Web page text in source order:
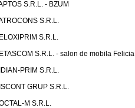
S.R.L. - BZUM
S.R.L.
S.R.L.
S.R.L. - salon de mobila Felicia
PRIM S.R.L.
GRUP S.R.L.
M S.R.L.